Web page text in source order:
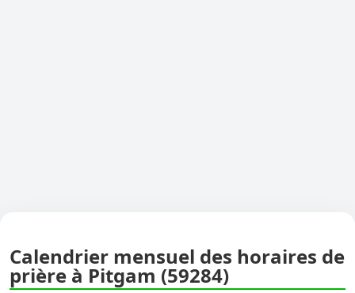
Calendrier mensuel des horaires de
prière à Pitgam (59284)